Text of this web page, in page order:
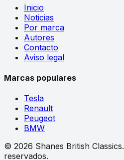
Inicio
Noticias
Por marca
Autores
Contacto
Aviso legal
Marcas populares
Tesla
Renault
Peugeot
BMW
© 2026 Shanes British Classics.
reservados.